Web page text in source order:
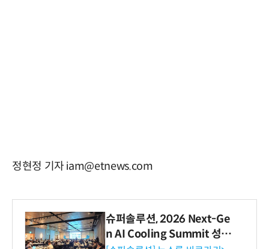
정현정 기자 iam@etnews.com
슈퍼솔루션, 2026 Next-Ge
n AI Cooling Summit 성황